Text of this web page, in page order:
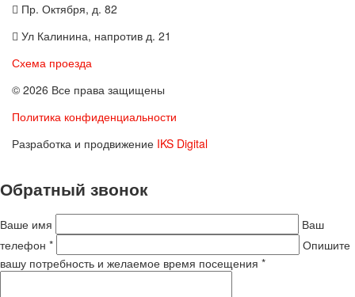
Пр. Октября, д. 82
Ул Калинина, напротив д. 21
Схема проезда
© 2026 Все права защищены
Политика конфиденциальности
Разработка и продвижение IKS Digital
Обратный звонок
Ваше имя
Ваш
телефон *
Опишите
вашу потребность и желаемое время посещения *